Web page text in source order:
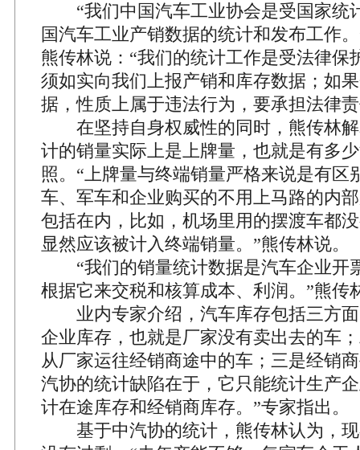
“我们中国汽车工业协会是受国家统
国汽车工业产销数据的统计和发布工作
熊传林说：“我们的统计工作是受法律保
须如实向我们上报产销和库存数据；如
据，性质上属于违法行为，要承担法律
在坚持自身权威性的同时，熊传林解
计的销量实际上是上牌量，也就是有多
照。“上牌量与终端销量严格来说是有区
车、军车和企业购买的不用上马路的内
包括在内，比如，机场里用的摆渡车都
显然应该被计入终端销量。”熊传林说。
“我们的销量统计数据是汽车企业开
根据它来交税和核算成本、利润。”熊传
业内专家介绍，汽车库存包括三方面
企业库存，也就是厂家没有卖出去的车
从厂家运往经销商途中的车；三是经销
汽协的统计缺陷在于，它只能统计生产
计在途库存和经销商库存。”专家指出。
基于中汽协的统计，熊传林认为，现